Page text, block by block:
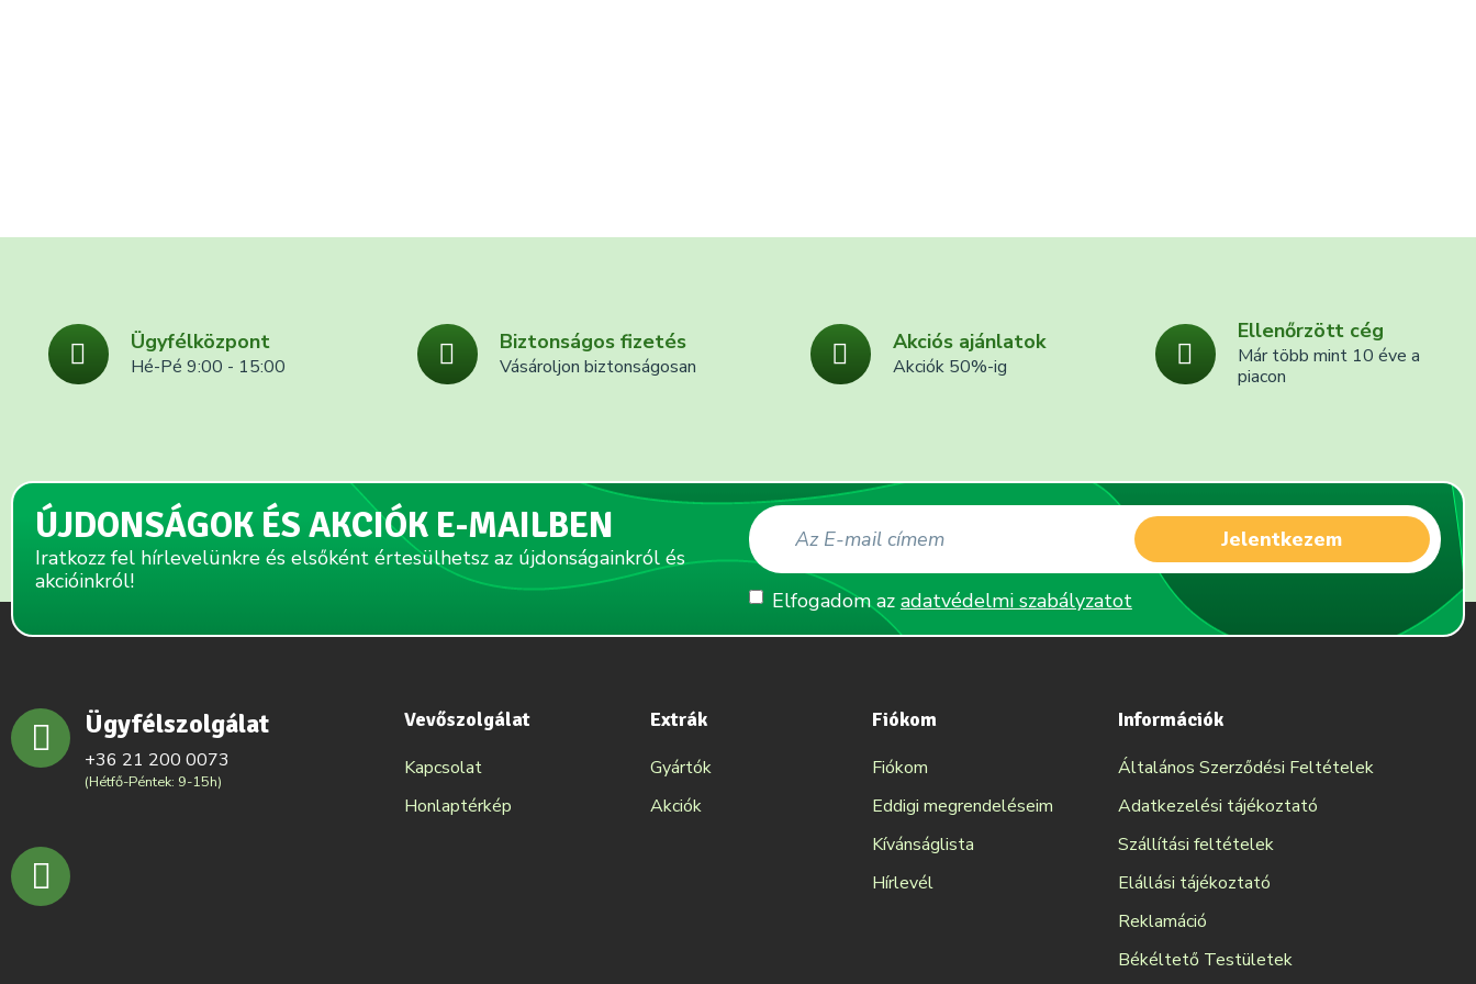
Ügyfélközpont
Hé-Pé 9:00 - 15:00
Biztonságos fizetés
Vásároljon biztonságosan
Akciós ajánlatok
Akciók 50%-ig
Ellenőrzött cég
Már több mint 10 éve a
piacon
ÚJDONSÁGOK ÉS AKCIÓK E-MAILBEN
Iratkozz fel hírlevelünkre és elsőként értesülhetsz az újdonságainkról és
akcióinkról!
Jelentkezem
Elfogadom az adatvédelmi szabályzatot
Ügyfélszolgálat
+36 21 200 0073
(Hétfő-Péntek: 9-15h)
Vevőszolgálat
Kapcsolat
Honlaptérkép
Extrák
Gyártók
Akciók
Fiókom
Fiókom
Eddigi megrendeléseim
Kívánságlista
Hírlevél
Információk
Általános Szerződési Feltételek
Adatkezelési tájékoztató
Szállítási feltételek
Elállási tájékoztató
Reklamáció
Békéltető Testületek